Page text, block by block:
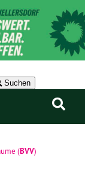
Suchen
(BVV)